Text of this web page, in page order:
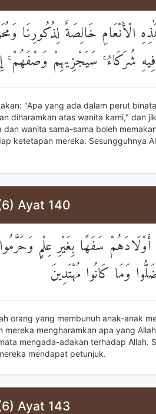
الْأَنْعَامِ خَالِصَةٌ لِذُكُورِنَا
شُرَكَاءُ ۚ سَيَجْزِيهِمْ وَصْفَهُمْ
"Apa yang ada dalam perut
diharamkan atas wanita kami," dan
wanita sama-sama boleh
ketetapan mereka. Sesungguhnya
Ayat 140
سَفَهًا بِغَيْرِ عِلْمٍ
وَمَا كَانُوا مُهْتَدِينَ
orang yang membunuh anak-anak
mereka mengharamkan apa yang
mengada-adakan terhadap Allah.
mendapat petunjuk.
Ayat 143